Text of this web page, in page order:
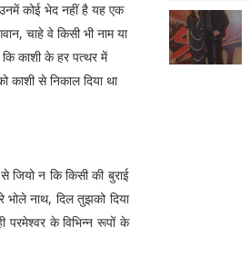
कोई भेद नहीं है यह एक
चाहे वे किसी भी नाम या
काशी के हर पत्थर में
काशी से निकाल दिया था
जियो न कि किसी की बुराई
भोले नाथ, दिल तुझको दिया
परमेश्वर के विभिन्न रूपों के